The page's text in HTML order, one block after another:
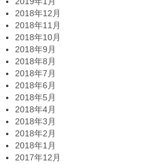
2018年12月
2018年11月
2018年10月
2018年9月
2018年8月
2018年7月
2018年6月
2018年5月
2018年4月
2018年3月
2018年2月
2018年1月
2017年12月